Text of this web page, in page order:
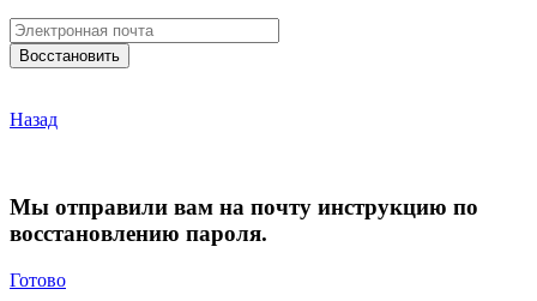
Назад
Мы отправили вам на почту инструкцию по
восстановлению пароля.
Готово